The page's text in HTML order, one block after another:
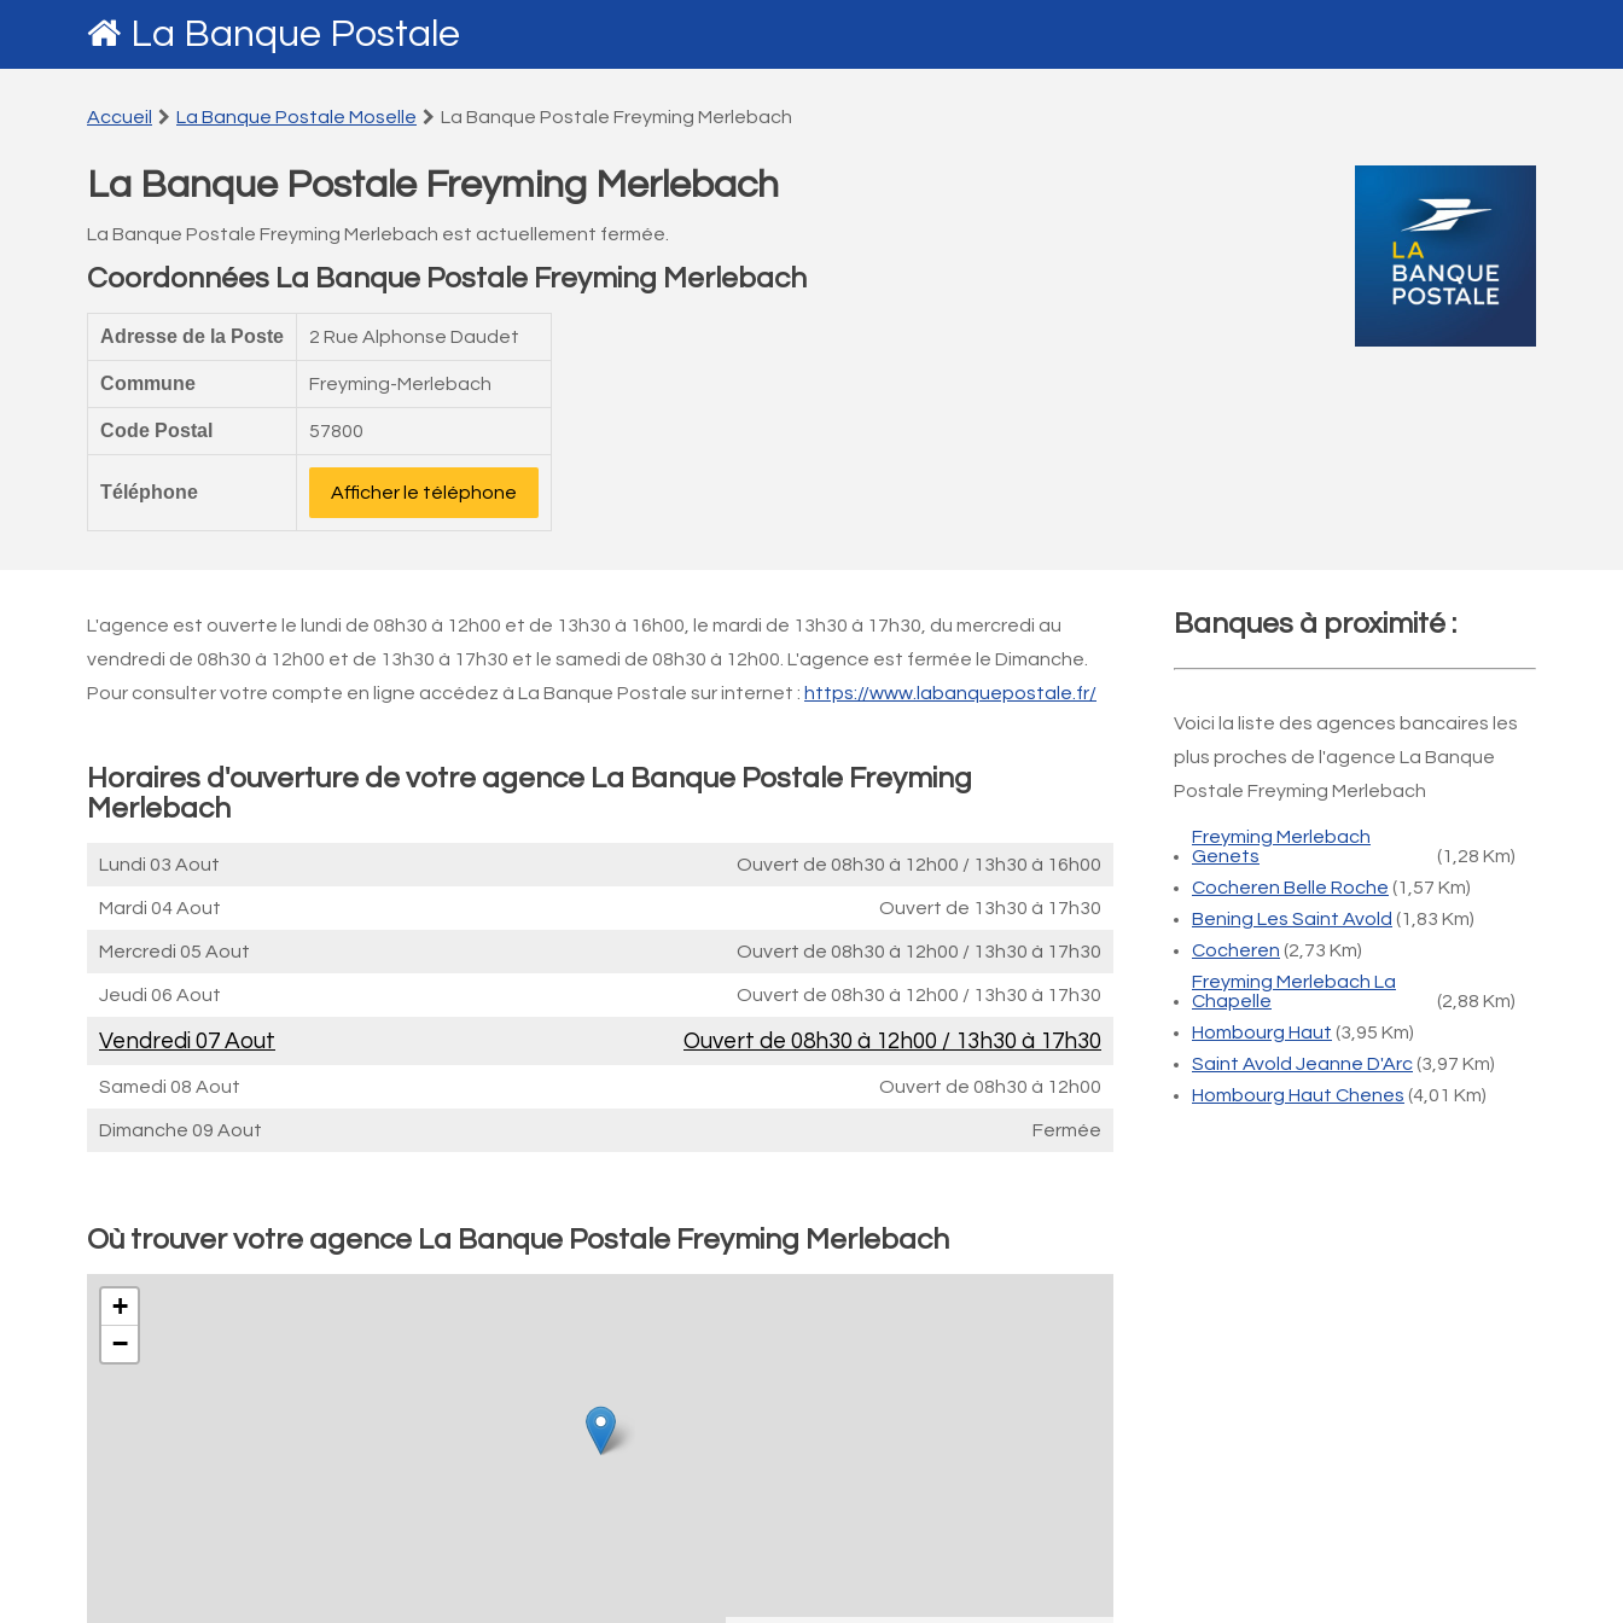
La Banque Postale
Accueil La Banque Postale Moselle La Banque Postale Freyming Merlebach
La Banque Postale Freyming Merlebach
La Banque Postale Freyming Merlebach est actuellement fermée.
Coordonnées La Banque Postale Freyming Merlebach
Adresse de la Poste 2 Rue Alphonse Daudet
Commune Freyming-Merlebach
Code Postal 57800
Téléphone Afficher le téléphone
L'agence est ouverte le lundi de 08h30 à 12h00 et de 13h30 à 16h00, le mardi de 13h30 à 17h30, du mercredi au
vendredi de 08h30 à 12h00 et de 13h30 à 17h30 et le samedi de 08h30 à 12h00. L'agence est fermée le Dimanche.
Pour consulter votre compte en ligne accédez à La Banque Postale sur internet : https://www.labanquepostale.fr/
Horaires d'ouverture de votre agence La Banque Postale Freyming
Merlebach
Lundi 03 Aout Ouvert de 08h30 à 12h00 / 13h30 à 16h00
Mardi 04 Aout Ouvert de 13h30 à 17h30
Mercredi 05 Aout Ouvert de 08h30 à 12h00 / 13h30 à 17h30
Jeudi 06 Aout Ouvert de 08h30 à 12h00 / 13h30 à 17h30
Vendredi 07 Aout Ouvert de 08h30 à 12h00 / 13h30 à 17h30
Samedi 08 Aout Ouvert de 08h30 à 12h00
Dimanche 09 Aout Fermée
Où trouver votre agence La Banque Postale Freyming Merlebach
+
−
Banques à proximité :
Voici la liste des agences bancaires les
plus proches de l'agence La Banque
Postale Freyming Merlebach
Freyming Merlebach
Genets
(1,28 Km)
Cocheren Belle Roche (1,57 Km)
Bening Les Saint Avold (1,83 Km)
Cocheren (2,73 Km)
Freyming Merlebach La
Chapelle
(2,88 Km)
Hombourg Haut (3,95 Km)
Saint Avold Jeanne D'Arc(3,97 Km)
Hombourg Haut Chenes (4,01 Km)